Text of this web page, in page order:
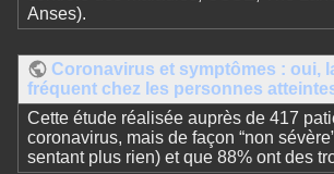
Anses).
Coronavirus et symptômes : oui,
fréquent chez les personnes
Cette étude réalisée auprès de 417
coronavirus, mais de façon “non
sentant plus rien) et que 88% ont des